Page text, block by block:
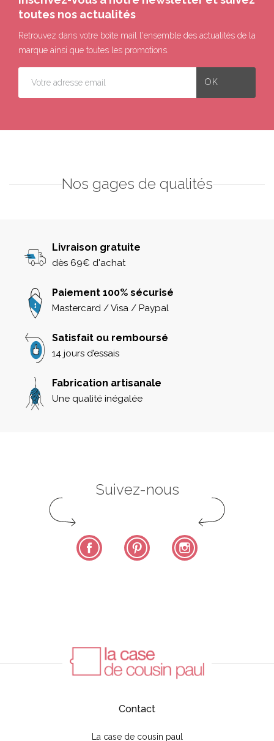
toutes nos actualités
Retrouvez dans votre boîte mail l'ensemble des actualités de la
marque ainsi que toutes les promotions.
Nos gages de qualités
Livraison gratuite
dès 69€ d'achat
Paiement 100% sécurisé
Mastercard / Visa / Paypal
Satisfait ou remboursé
14 jours d’essais
Fabrication artisanale
Une qualité inégalée
Suivez-nous
Facebook Pinterest
Contact
La case de cousin paul